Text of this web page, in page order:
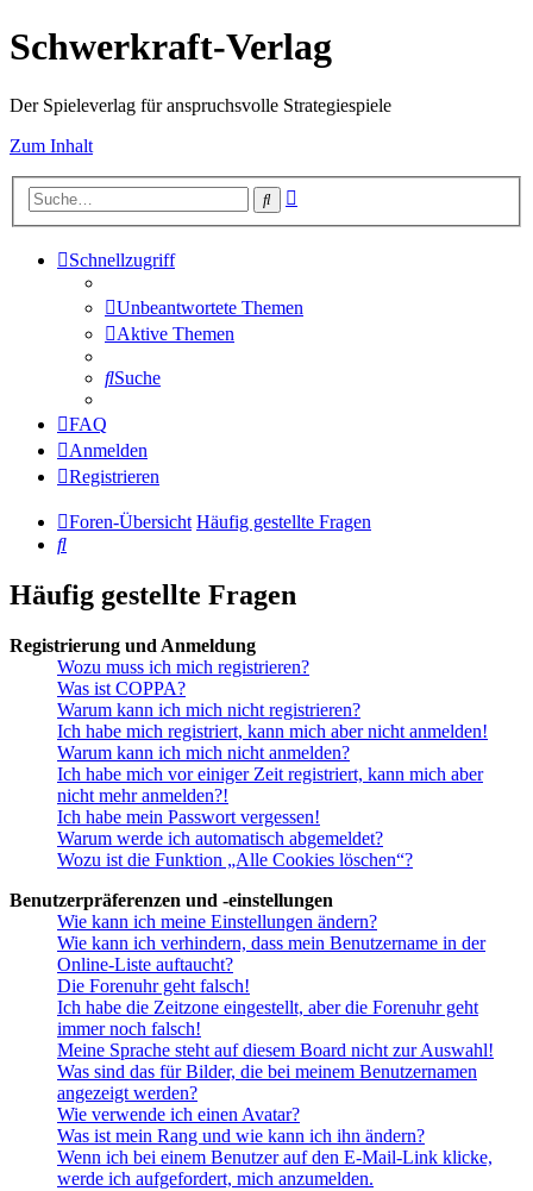
Schwerkraft-Verlag
Der Spieleverlag für anspruchsvolle Strategiespiele
Zum Inhalt
Suche
Schnellzugriff
Unbeantwortete Themen
Aktive Themen
Suche
FAQ
Anmelden
Registrieren
Foren-Übersicht Häufig gestellte Fragen
Suche
Häufig gestellte Fragen
Registrierung und Anmeldung
Wozu muss ich mich registrieren?
Was ist COPPA?
Warum kann ich mich nicht registrieren?
Ich habe mich registriert, kann mich aber nicht anmelden!
Warum kann ich mich nicht anmelden?
Ich habe mich vor einiger Zeit registriert, kann mich aber
nicht mehr anmelden?!
Ich habe mein Passwort vergessen!
Warum werde ich automatisch abgemeldet?
Wozu ist die Funktion „Alle Cookies löschen“?
Benutzerpräferenzen und -einstellungen
Wie kann ich meine Einstellungen ändern?
Wie kann ich verhindern, dass mein Benutzername in der
Online-Liste auftaucht?
Die Forenuhr geht falsch!
Ich habe die Zeitzone eingestellt, aber die Forenuhr geht
immer noch falsch!
Meine Sprache steht auf diesem Board nicht zur Auswahl!
Was sind das für Bilder, die bei meinem Benutzernamen
angezeigt werden?
Wie verwende ich einen Avatar?
Was ist mein Rang und wie kann ich ihn ändern?
Wenn ich bei einem Benutzer auf den E-Mail-Link klicke,
werde ich aufgefordert, mich anzumelden.